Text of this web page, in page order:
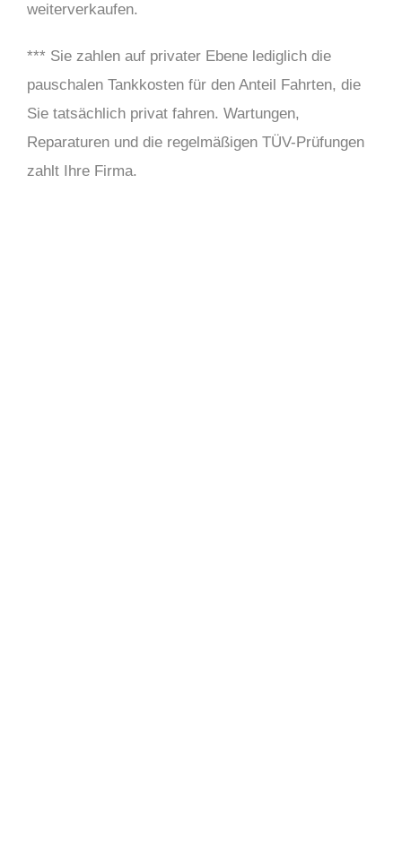
weiterverkaufen.
*** Sie zahlen auf privater Ebene lediglich die
pauschalen Tankkosten für den Anteil Fahrten, die
Sie tatsächlich privat fahren. Wartungen,
Reparaturen und die regelmäßigen TÜV-Prüfungen
zahlt Ihre Firma.